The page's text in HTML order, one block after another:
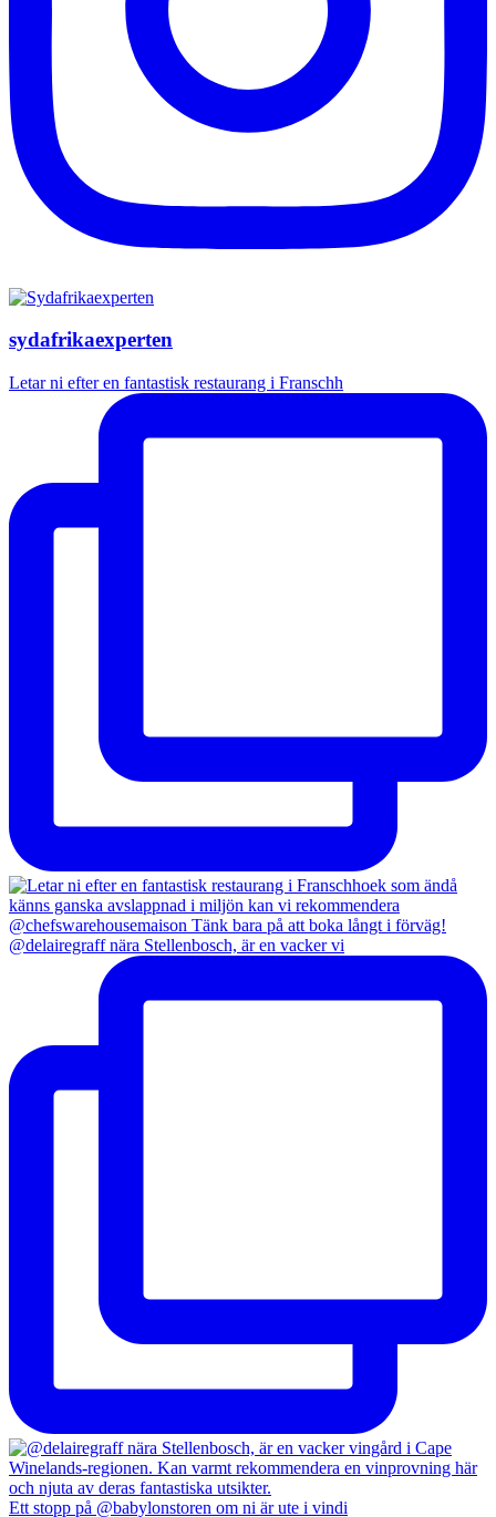
sydafrikaexperten
Letar ni efter en fantastisk restaurang i Franschh
@delairegraff nära Stellenbosch, är en vacker vi
Ett stopp på @babylonstoren om ni är ute i vindi